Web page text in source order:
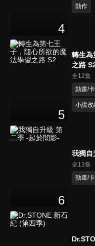
4
動作
5
轉生為
之路
全12集
動畫/
小說改
6
我獨自
全13集
動畫/